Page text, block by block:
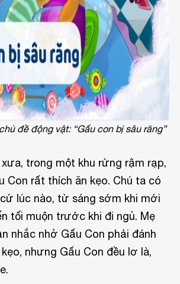
đề động vật: “Gấu con bị sâu răng”
xưa, trong một khu rừng rậm rạp,
Con rất thích ăn kẹo. Chú ta có
lúc nào, từ sáng sớm khi mới
tối muộn trước khi đi ngủ. Mẹ
nhắc nhở Gấu Con phải đánh
nhưng Gấu Con đều lơ là,